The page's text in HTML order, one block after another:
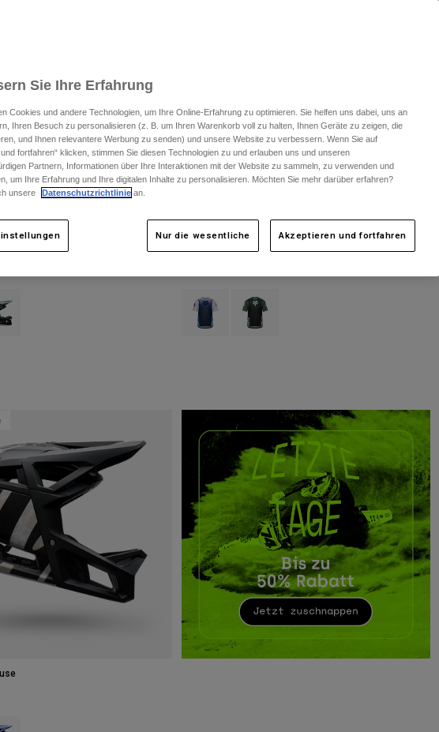
type of Mitternachtsblau.
swatch type of Salbei Grün. Product swatch type of Mitternachtsblau.
Product swatch type of Salbei Grün.
of Schwarz.
swatch type of Purple Dove.
Sie Ihre Erfahrung
Cookies und andere Technologien, um Ihre Online-Erfahrung zu optimieren. Sie helfen uns dabei, uns an
Ihren Besuch zu personalisieren (z. B. um Ihren Warenkorb voll zu halten, Ihnen Geräte zu zeigen, die
und Ihnen relevantere Werbung zu senden) und unsere Website zu verbessern. Wenn Sie auf
fortfahren“ klicken, stimmen Sie diesen Technologien zu und erlauben uns und unseren
Partnern, Informationen über Ihre Interaktionen mit der Website zu sammeln, zu verwenden und
um Ihre Erfahrung und Ihre digitalen Inhalte zu personalisieren. Möchten Sie mehr darüber erfahren?
unsere
Datenschutzrichtlinie an.
Nur die wesentliche Akzeptieren und fortfahren